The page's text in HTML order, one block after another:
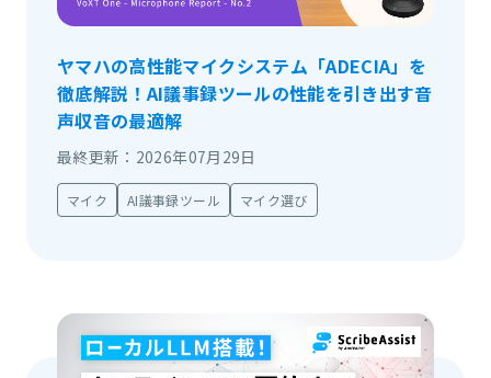
ヤマハの高性能マイクシステム「ADECIA」を
徹底解説！AI議事録ツールの性能を引き出す音
声収音の最適解
最終更新：2026年07月29日
マイク AI議事録ツール マイク選び